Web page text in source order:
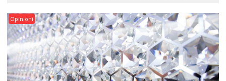
Opinioni